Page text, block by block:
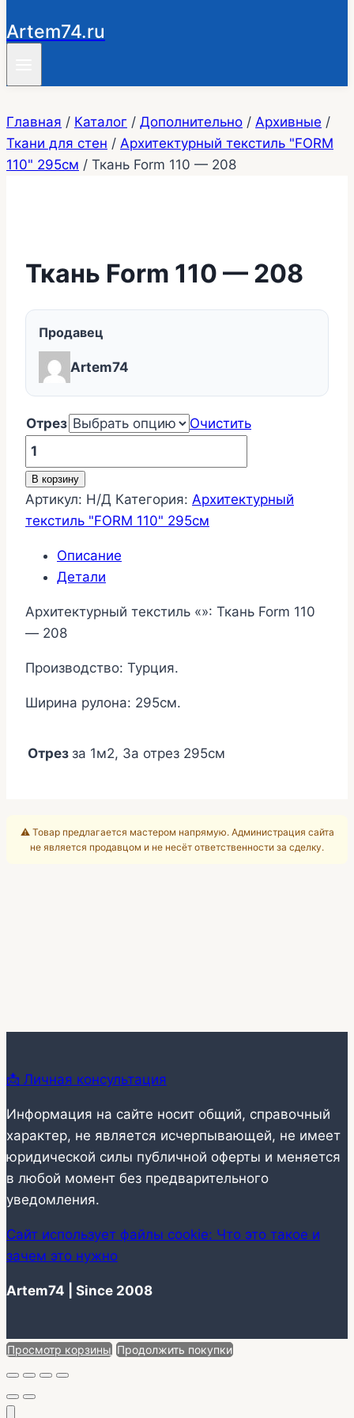
Artem74.ru
Главная / Каталог / Дополнительно / Архивные /
Ткани для стен / Архитектурный текстиль "FORM
110" 295см / Ткань Form 110 — 208
Ткань Form 110 — 208
Продавец
Artem74
Отрез
Очистить
Количество
товара
Ткань
Form
110
208
В корзину
Артикул: Н/Д Категория: Архитектурный
текстиль "FORM 110" 295см
Описание
Детали
Архитектурный текстиль «»: Ткань Form 110
— 208
Производство: Турция.
Ширина рулона: 295см.
Отрез за 1м2, За отрез 295см
⚠️ Товар предлагается мастером напрямую. Администрация сайта
не является продавцом и не несёт ответственности за сделку.
📩 Личная консультация
Информация на сайте носит общий, справочный
характер, не является исчерпывающей, не имеет
юридической силы публичной оферты и меняется
в любой момент без предварительного
уведомления.
Сайт использует файлы cookie: Что это такое и
зачем это нужно
Artem74 | Since 2008
Просмотр корзины Продолжить покупки